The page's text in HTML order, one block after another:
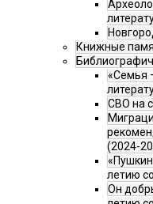
Книжные
«Семья
СВО на
(2024-
летию
Он